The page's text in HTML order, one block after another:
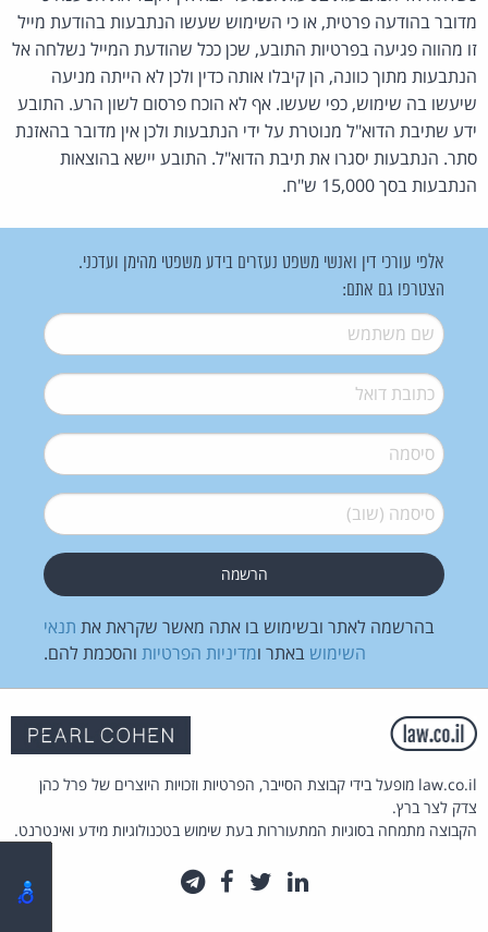
מדובר בהודעה פרטית, או כי השימוש שעשו הנתבעות בהודעת מייל
זו מהווה פגיעה בפרטיות התובע, שכן ככל שהודעת המייל נשלחה אל
הנתבעות מתוך כוונה, הן קיבלו אותה כדין ולכן לא הייתה מניעה
שיעשו בה שימוש, כפי שעשו. אף לא הוכח פרסום לשון הרע. התובע
ידע שתיבת הדוא"ל מנוטרת על ידי הנתבעות ולכן אין מדובר בהאזנת
סתר. הנתבעות יסגרו את תיבת הדוא"ל. התובע יישא בהוצאות
הנתבעות בסך 15,000 ש"ח.
אלפי עורכי דין ואנשי משפט נעזרים בידע משפטי מהימן ועדכני.
הצטרפו גם אתם:
שם משתמש*
דואל*
סיסמה*
סיסמה (שוב)*
בהרשמה לאתר ובשימוש בו אתה מאשר שקראת את תנאי
השימוש באתר ומדיניות הפרטיות והסכמת להם.
law.co.il מופעל בידי קבוצת הסייבר, הפרטיות וזכויות היוצרים של פרל כהן
צדק לצר ברץ.
הקבוצה מתמחה בסוגיות המתעוררות בעת שימוש בטכנולוגיות מידע ואינטרנט.
לינקדאין
טוויטרפייסבוק